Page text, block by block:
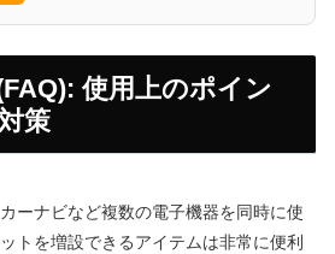
使用上のポイン
策
ーナビなど複数の電子機器を同時に使
トを増設できるアイテムは非常に便利